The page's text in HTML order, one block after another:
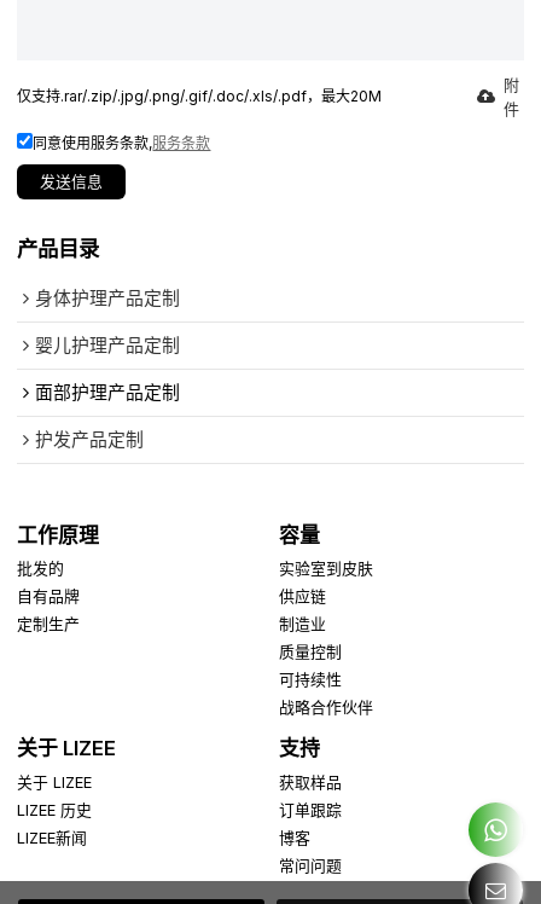
仅支持.rar/.zip/.jpg/.png/.gif/.doc/.xls/.pdf，最大20M
附
件
同意使用服务条款,服务条款
发送信息
产品目录
身体护理产品定制
婴儿护理产品定制
面部护理产品定制
护发产品定制
工作原理
批发的
自有品牌
定制生产
容量
实验室到皮肤
供应链
制造业
质量控制
可持续性
战略合作伙伴
关于 LIZEE
关于 LIZEE
LIZEE 历史
LIZEE新闻
支持
获取样品
订单跟踪
博客
常问问题